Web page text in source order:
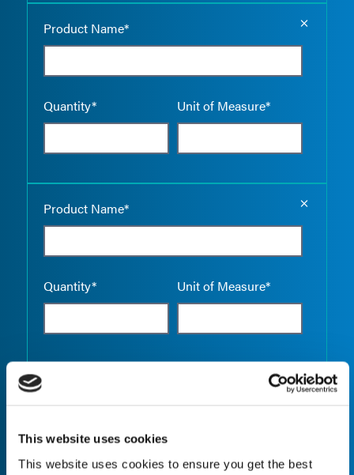
This website uses cookies
This website uses cookies to ensure you get the best
Product Name*
Quantity* Unit of Measure*
Product Name*
Quantity* Unit of Measure*
Quantity* Unit of Measure*
Empty